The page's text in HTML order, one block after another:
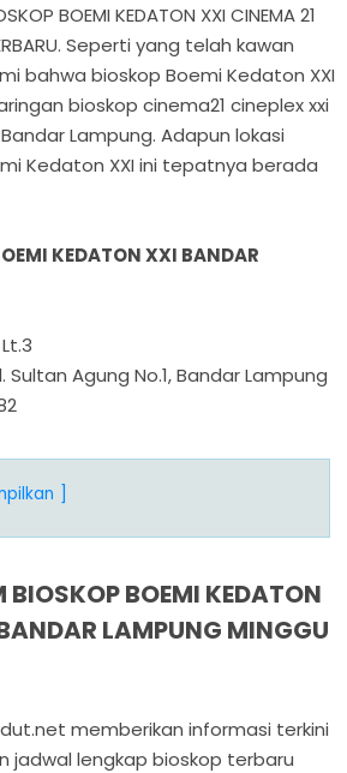
BOEMI KEDATON XXI CINEMA 21
Seperti yang telah kawan
bahwa bioskop Boemi Kedaton XXI
bioskop cinema21 cineplex xxi
Lampung. Adapun lokasi
Kedaton XXI ini tepatnya berada
KEDATON XXI BANDAR
Sultan Agung No.1, Bandar Lampung
BOEMI KEDATON
LAMPUNG MINGGU
memberikan informasi terkini
jadwal lengkap bioskop terbaru